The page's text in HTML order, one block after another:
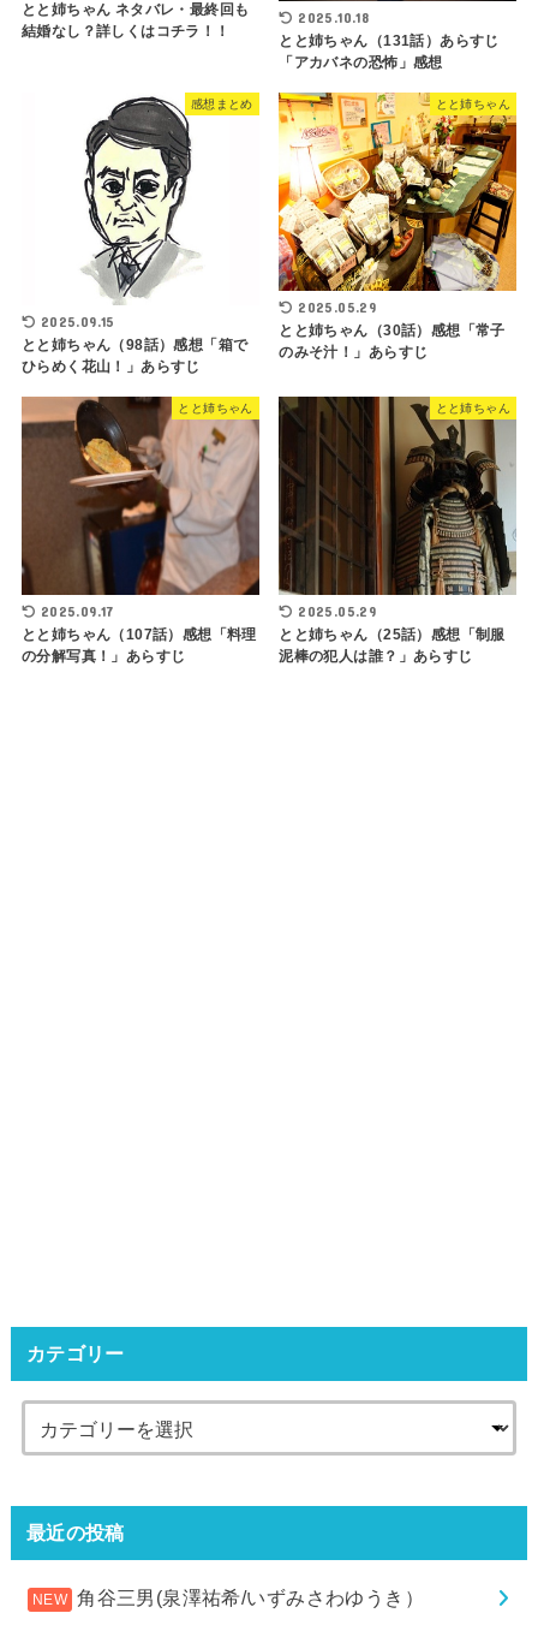
とと姉ちゃん ネタバレ・最終回も
結婚なし？詳しくはコチラ！！
2025.10.18
とと姉ちゃん（131話）あらすじ
「アカバネの恐怖」感想
感想まとめ
2025.09.15
とと姉ちゃん（98話）感想「箱で
ひらめく花山！」あらすじ
とと姉ちゃん
2025.05.29
とと姉ちゃん（30話）感想「常子
のみそ汁！」あらすじ
とと姉ちゃん
2025.09.17
とと姉ちゃん（107話）感想「料理
の分解写真！」あらすじ
とと姉ちゃん
2025.05.29
とと姉ちゃん（25話）感想「制服
泥棒の犯人は誰？」あらすじ
カテゴリー
最近の投稿
角谷三男(泉澤祐希/いずみさわゆうき）